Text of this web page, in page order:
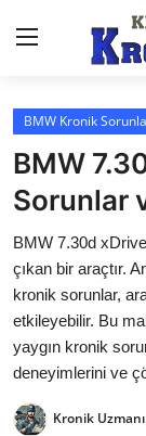
Anasayfa
Markalar
İletişim
Trafik & Cezalar
Sigorta &
Vergi & ÖTV &
Muayene &
BMW Kronik
BMW
Sorunlar
BMW 7.30d
çıkan bir araçtır.
kronik sorunlar,
etkileyebilir. Bu
yaygın kronik
deneyimlerini ve
Kronik Uzmanı